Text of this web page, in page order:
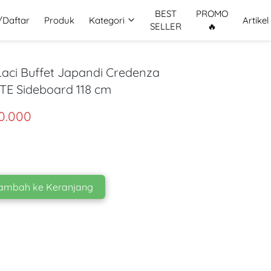
Daftar Produk Kategori
BEST
SELLER
PROMO
🔥
Artikel
Buffet Japandi Credenza
Sideboard 118 cm
ke Keranjang